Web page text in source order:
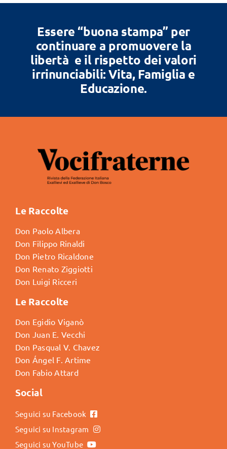
Essere “buona stampa” per
continuare a promuovere la
libertà e il rispetto dei valori
irrinunciabili: Vita, Famiglia e
Educazione.
Le Raccolte
Don Paolo Albera
Don Filippo Rinaldi
Don Pietro Ricaldone
Don Renato Ziggiotti
Don Luigi Ricceri
Le Raccolte
Don Egidio Viganò
Don Juan E. Vecchi
Don Pasqual V. Chavez
Don Ángel F. Artime
Don Fabio Attard
Social
Seguici su Facebook
Seguici su Instagram
Seguici su YouTube